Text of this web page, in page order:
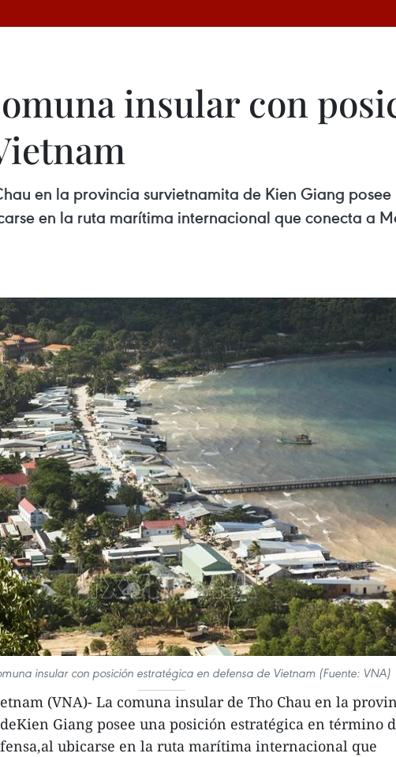
insular con
en la provincia survietnamita de Kien Giang
en la ruta marítima internacional que conecta a
insular con posición estratégica en defensa de Vietnam (Fuente: VNA)
(VNA)- La comuna insular de Tho Chau en la
Giang posee una posición estratégica en término
ubicarse en la ruta marítima internacional que